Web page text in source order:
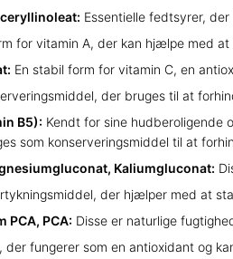
Essentielle fedtsyrer,
for vitamin A, der kan hjælpe med
En stabil form for vitamin C, en
der bruges til at
B5): Kendt for sine hudberoligende
som konserveringsmiddel til at
Kaliumgluconat:
der hjælper med at
PCA, PCA: Disse er naturlige
der fungerer som en antioxidant og